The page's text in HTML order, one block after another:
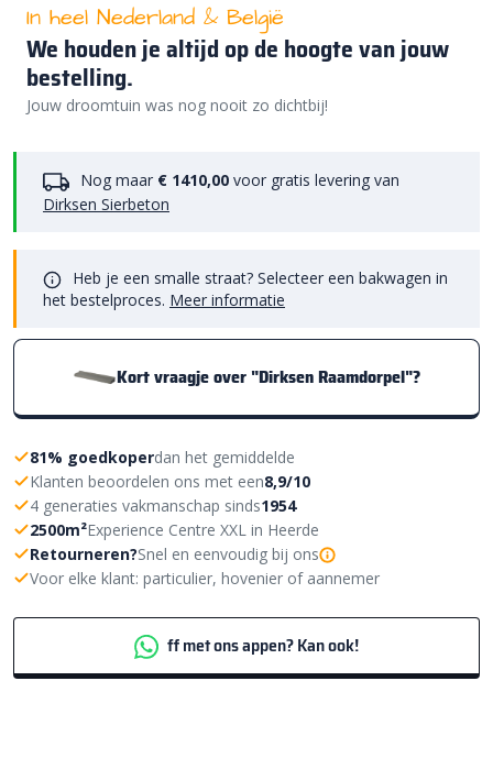
In heel Nederland & België
We houden je altijd op de hoogte van jouw
bestelling.
Jouw droomtuin was nog nooit zo dichtbij!
Nog maar € 1410,00 voor gratis levering van
Dirksen Sierbeton
Heb je een smalle straat? Selecteer een bakwagen in
het bestelproces. Meer informatie
Kort vraagje over "Dirksen Raamdorpel"?
81% goedkoperdan het gemiddelde
Klanten beoordelen ons met een8,9/10
4 generaties vakmanschap sinds1954
2500m²Experience Centre XXL in Heerde
Retourneren?Snel en eenvoudig bij ons
Voor elke klant: particulier, hovenier of aannemer
ff met ons appen? Kan ook!